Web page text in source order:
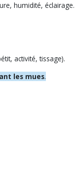
humidité, éclairage.
activité, tissage).
les mues.